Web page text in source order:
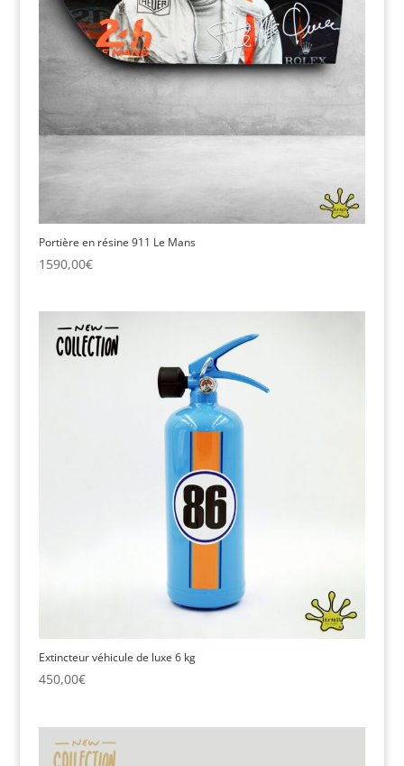
Portière en résine 911 Le Mans
1590,00€
Extincteur véhicule de luxe 6 kg
450,00€